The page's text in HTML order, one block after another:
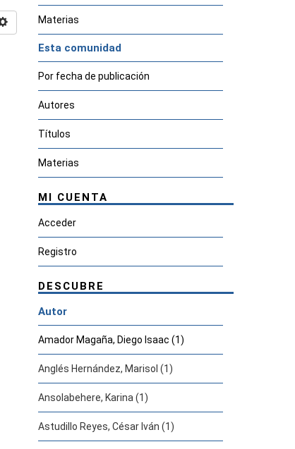
Materias
Esta comunidad
Por fecha de publicación
Autores
Títulos
Materias
MI CUENTA
Acceder
Registro
DESCUBRE
Autor
Amador Magaña, Diego Isaac (1)
Anglés Hernández, Marisol (1)
Ansolabehere, Karina (1)
Astudillo Reyes, César Iván (1)